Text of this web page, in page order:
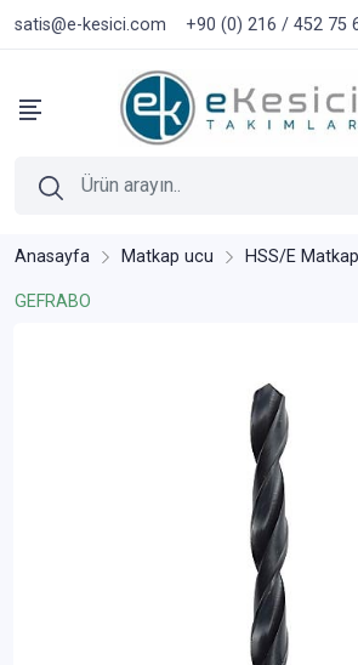
satis@e-kesici.com +90 (0) 216 / 452 75
Anasayfa Matkap ucu HSS/E
GEFRABO